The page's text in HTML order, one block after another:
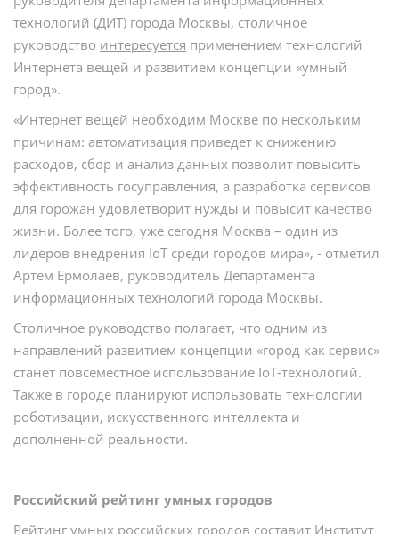
технологий (ДИТ) города Москвы, столичное
руководство интересуется применением технологий
Интернета вещей и развитием концепции «умный
город».
«Интернет вещей необходим Москве по нескольким
причинам: автоматизация приведет к снижению
расходов, сбор и анализ данных позволит повысить
эффективность госуправления, а разработка сервисов
для горожан удовлетворит нужды и повысит качество
жизни. Более того, уже сегодня Москва – один из
лидеров внедрения IoT среди городов мира», - отметил
Артем Ермолаев, руководитель Департамента
информационных технологий города Москвы.
Столичное руководство полагает, что одним из
направлений развитием концепции «город как сервис»
станет повсеместное использование IoT-технологий.
Также в городе планируют использовать технологии
роботизации, искусственного интеллекта и
дополненной реальности.
Российский рейтинг умных городов
Рейтинг умных российских городов составит Институт